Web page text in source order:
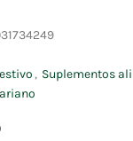
, Suplementos